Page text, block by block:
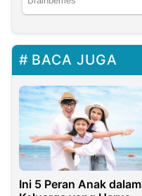
BACA JUGA
Ini 5 Peran Anak dalam